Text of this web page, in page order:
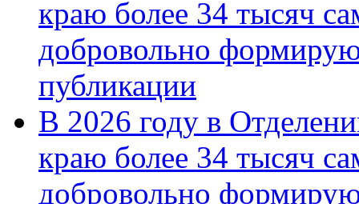
краю более 34 тысяч
добровольно
публикации
В 2026 году в
краю более 34 тысяч
добровольно